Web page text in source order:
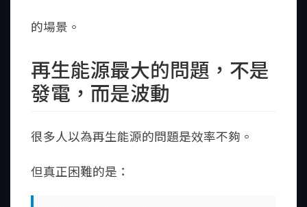
的場景。
再生能源最大的問題，不是
發電，而是波動
很多人以為再生能源的問題是效率不夠。
但真正困難的是：